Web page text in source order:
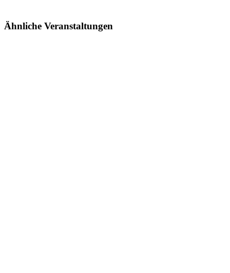
Ähnliche Veranstaltungen